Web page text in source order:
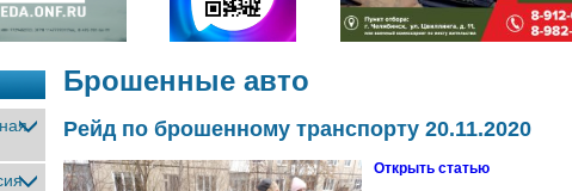
Брошенные авто
Рейд по брошенному транспорту 20.11.2020
Открыть статью